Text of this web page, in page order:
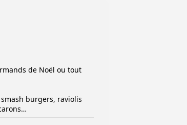
de Noël ou tout
burgers, raviolis